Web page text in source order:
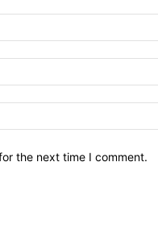
the next time I comment.